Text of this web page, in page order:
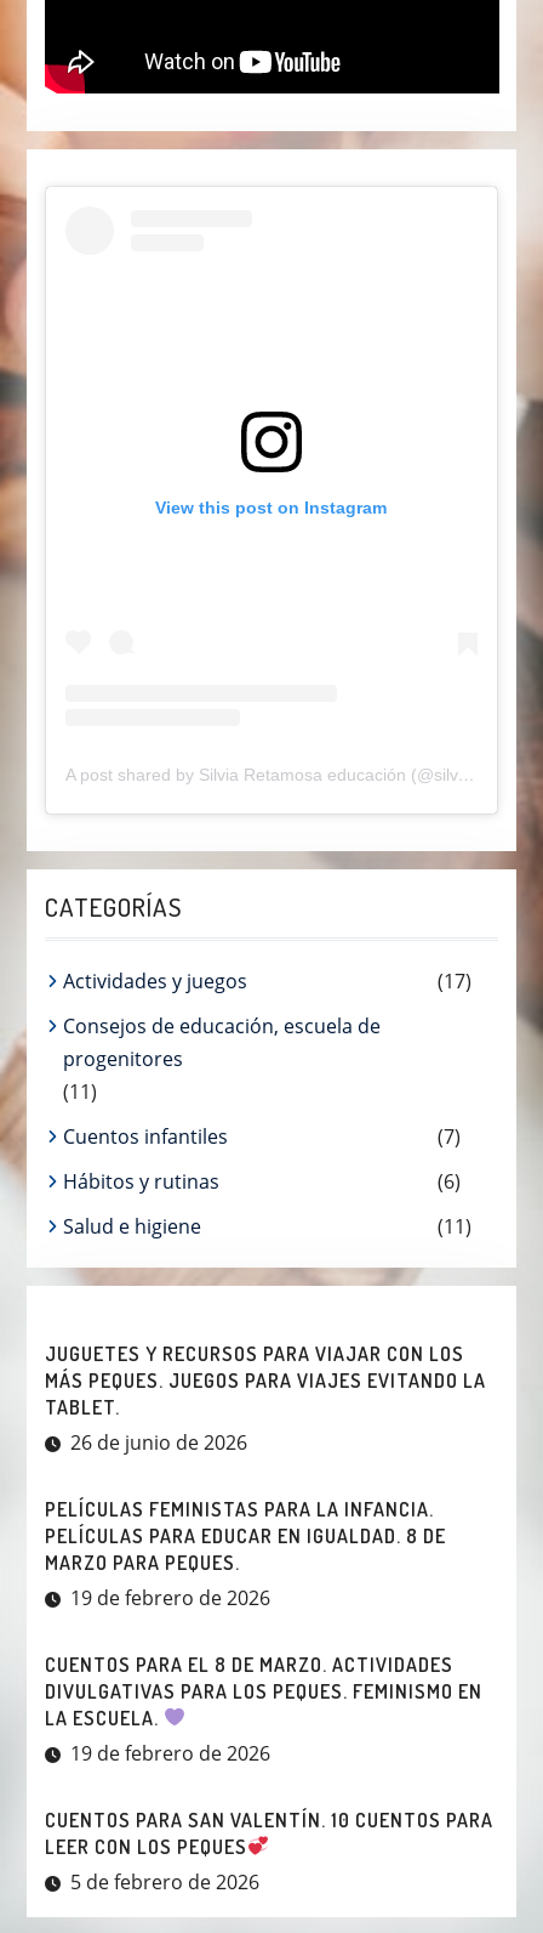
View this post on Instagram
A post shared by Silvia Retamosa educación (@silviaretamosaeducainfantil)
CATEGORÍAS
Actividades y juegos
(17)
Consejos de educación, escuela de
progenitores
(11)
Cuentos infantiles
(7)
Hábitos y rutinas
(6)
Salud e higiene
(11)
JUGUETES Y RECURSOS PARA VIAJAR CON LOS
MÁS PEQUES. JUEGOS PARA VIAJES EVITANDO LA
TABLET.
26 de junio de 2026
PELÍCULAS FEMINISTAS PARA LA INFANCIA.
PELÍCULAS PARA EDUCAR EN IGUALDAD. 8 DE
MARZO PARA PEQUES.
19 de febrero de 2026
CUENTOS PARA EL 8 DE MARZO. ACTIVIDADES
DIVULGATIVAS PARA LOS PEQUES. FEMINISMO EN
LA ESCUELA.
19 de febrero de 2026
CUENTOS PARA SAN VALENTÍN. 10 CUENTOS PARA
LEER CON LOS PEQUES
5 de febrero de 2026